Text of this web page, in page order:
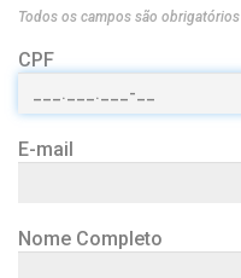
Todos os campos são obrigatórios
CPF
E-mail
Nome Completo